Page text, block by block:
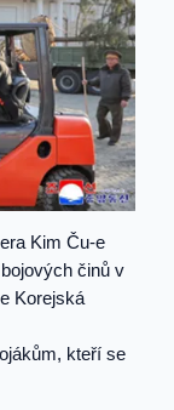
Kim Ču-e
činů v
Korejská
kteří se